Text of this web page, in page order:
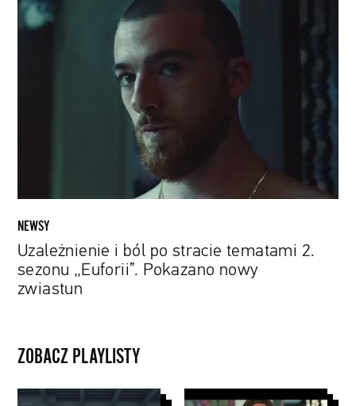
Uzależnienie
nowy
zwiastun
NEWSY
Uzależnienie i ból po stracie tematami 2.
sezonu „Euforii”. Pokazano nowy
zwiastun
ZOBACZ PLAYLISTY
Papaya